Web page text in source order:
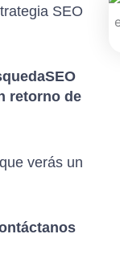
SEO
retorno de
que verás un